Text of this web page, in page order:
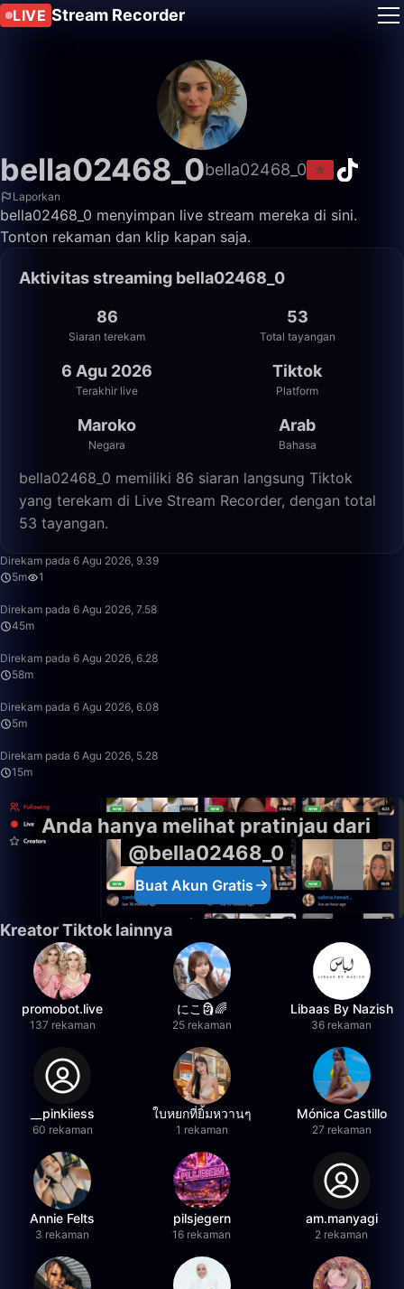
LIVE Stream Recorder
bella02468_0bella02468_0
Laporkan
bella02468_0 menyimpan live stream mereka di sini.
Tonton rekaman dan klip kapan saja.
Aktivitas streaming bella02468_0
86
Siaran terekam
53
Total tayangan
6 Agu 2026
Terakhir live
Tiktok
Platform
Maroko
Negara
Arab
Bahasa
bella02468_0 memiliki 86 siaran langsung Tiktok
yang terekam di Live Stream Recorder, dengan total
53 tayangan.
Direkam pada 6 Agu 2026, 9.39
5m
1
Direkam pada 6 Agu 2026, 7.58
45m
Direkam pada 6 Agu 2026, 6.28
58m
Direkam pada 6 Agu 2026, 6.08
5m
Direkam pada 6 Agu 2026, 5.28
15m
Anda hanya melihat pratinjau dari
@bella02468_0
Buat Akun Gratis
Kreator Tiktok lainnya
promobot.live
137 rekaman
にこ🗿🌈
25 rekaman
Libaas By Nazish
36 rekaman
__pinkiiess
60 rekaman
ใบหยกที่ยิ้มหวานๆ
1 rekaman
Mónica Castillo
27 rekaman
Annie Felts
3 rekaman
pilsjegern
16 rekaman
am.manyagi
2 rekaman